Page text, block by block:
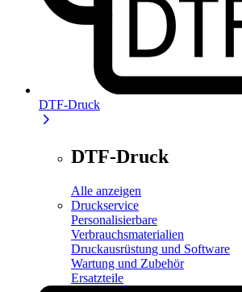
DTF-Druck
DTF-Druck
Alle anzeigen
Druckservice
Personalisierbare
Verbrauchsmaterialien
Druckausrüstung und Software
Wartung und Zubehör
Ersatzteile